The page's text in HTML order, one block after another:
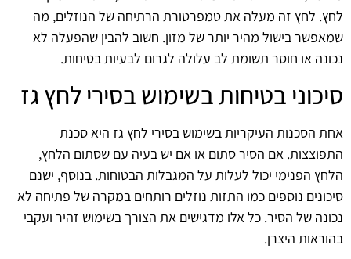
לחץ. לחץ זה מעלה את טמפרטורת הרתיחה של הנוזלים, מה
שמאפשר בישול מהיר יותר של מזון. חשוב להבין שהפעלה לא
נכונה או חוסר תשומת לב עלולה לגרום לבעיות בטיחות.
סיכוני בטיחות בשימוש בסירי לחץ גז
אחת הסכנות העיקריות בשימוש בסירי לחץ גז היא סכנת
התפוצצות. אם הסיר סתום או אם יש בעיה עם שסתום הלחץ,
הלחץ הפנימי יכול לעלות על המגבלות הבטוחות. בנוסף, ישנם
סיכונים נוספים כמו התזות נוזלים רותחים במקרה של פתיחה לא
נכונה של הסיר. כל אלו מדגישים את הצורך בשימוש זהיר ועקבי
בהוראות היצרן.